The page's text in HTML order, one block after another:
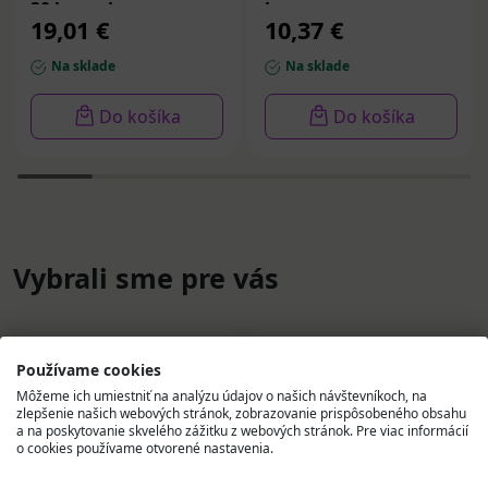
30 kapsul
19,01 €
Na sklade
Do košíka
ks
10,37 €
Na sklade
Do košíka
Vybrali sme pre vás
Používame cookies
Môžeme ich umiestniť na analýzu údajov o našich návštevníkoch, na
zlepšenie našich webových stránok, zobrazovanie prispôsobeného obsahu
a na poskytovanie skvelého zážitku z webových stránok. Pre viac informácií
o cookies používame otvorené nastavenia.